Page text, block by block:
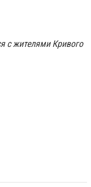
с жителями Кривого